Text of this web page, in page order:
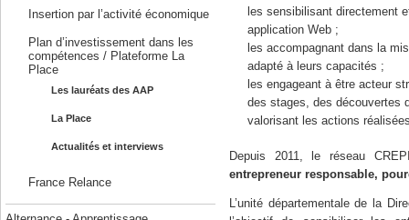
Insertion par l’activité économique
Plan d’investissement dans les
compétences / Plateforme La
Place
Les lauréats des AAP
La Place
Actualités et interviews
France Relance
les sensibilisant directement
application Web ;
les accompagnant dans la
adapté à leurs capacités ;
les engageant à être acteur
des stages, des découvertes
valorisant les actions
Depuis 2011, le réseau
entrepreneur responsable,
L’unité départementale de la